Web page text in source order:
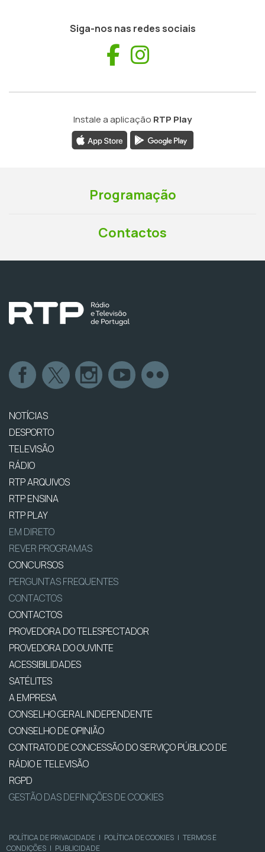
Siga-nos nas redes sociais
Facebook
Instale a aplicação RTP Play
Programação
Contactos
NOTÍCIAS
DESPORTO
TELEVISÃO
RÁDIO
RTP ARQUIVOS
RTP ENSINA
RTP PLAY
EM DIRETO
REVER PROGRAMAS
CONCURSOS
PERGUNTAS FREQUENTES
CONTACTOS
CONTACTOS
PROVEDORA DO TELESPECTADOR
PROVEDORA DO OUVINTE
ACESSIBILIDADES
SATÉLITES
A EMPRESA
CONSELHO GERAL INDEPENDENTE
CONSELHO DE OPINIÃO
CONTRATO DE CONCESSÃO DO SERVIÇO PÚBLICO DE
RÁDIO E TELEVISÃO
RGPD
GESTÃO DAS DEFINIÇÕES DE COOKIES
POLÍTICA DE PRIVACIDADE | POLÍTICA DE COOKIES | TERMOS E
CONDIÇÕES | PUBLICIDADE